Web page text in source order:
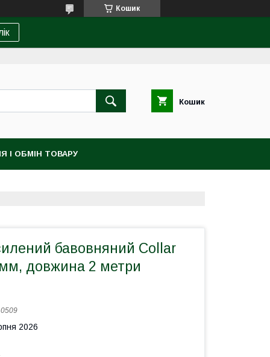
Кошик
Кошик
І ОБМІН ТОВАРУ
бавовняний Collar
довжина 2 метри
0509
2026